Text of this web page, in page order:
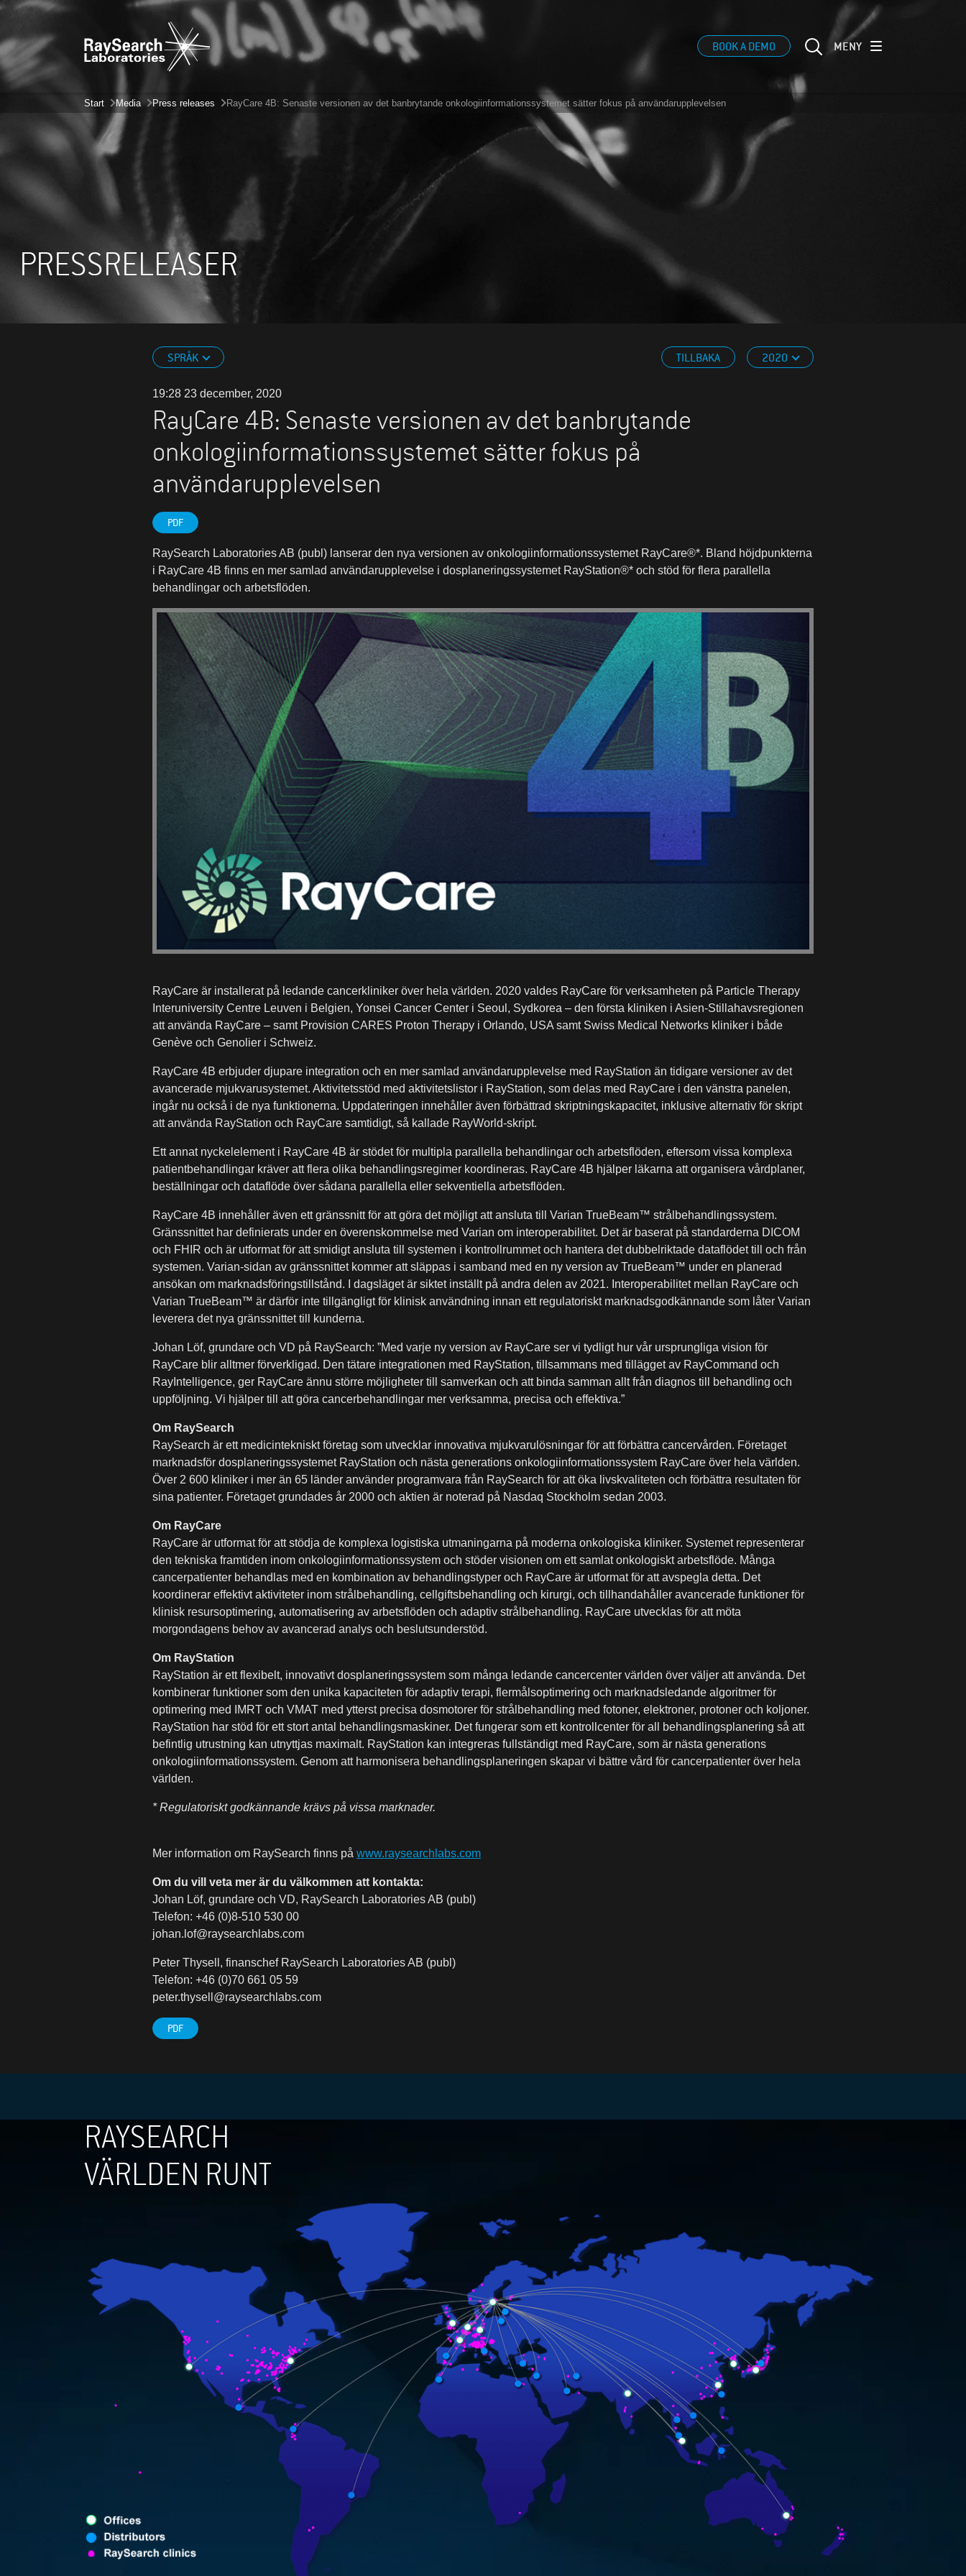
BOOK A DEMO MENY
Start Media Press releases RayCare 4B: Senaste versionen av det banbrytande onkologiinformationssystemet sätter fokus på användarupplevelsen
PRESSRELEASER
SPRÅK TILLBAKA 2020
19:28 23 december, 2020
RayCare 4B: Senaste versionen av det banbrytande
onkologiinformationssystemet sätter fokus på
användarupplevelsen
PDF
RaySearch Laboratories AB (publ) lanserar den nya versionen av onkologiinformationssystemet RayCare®*. Bland höjdpunkterna
i RayCare 4B finns en mer samlad användarupplevelse i dosplaneringssystemet RayStation®* och stöd för flera parallella
behandlingar och arbetsflöden.
RayCare är installerat på ledande cancerkliniker över hela världen. 2020 valdes RayCare för verksamheten på Particle Therapy
Interuniversity Centre Leuven i Belgien, Yonsei Cancer Center i Seoul, Sydkorea – den första kliniken i Asien-Stillahavsregionen
att använda RayCare – samt Provision CARES Proton Therapy i Orlando, USA samt Swiss Medical Networks kliniker i både
Genève och Genolier i Schweiz.
RayCare 4B erbjuder djupare integration och en mer samlad användarupplevelse med RayStation än tidigare versioner av det
avancerade mjukvarusystemet. Aktivitetsstöd med aktivitetslistor i RayStation, som delas med RayCare i den vänstra panelen,
ingår nu också i de nya funktionerna. Uppdateringen innehåller även förbättrad skriptningskapacitet, inklusive alternativ för skript
att använda RayStation och RayCare samtidigt, så kallade RayWorld-skript.
Ett annat nyckelelement i RayCare 4B är stödet för multipla parallella behandlingar och arbetsflöden, eftersom vissa komplexa
patientbehandlingar kräver att flera olika behandlingsregimer koordineras. RayCare 4B hjälper läkarna att organisera vårdplaner,
beställningar och dataflöde över sådana parallella eller sekventiella arbetsflöden.
RayCare 4B innehåller även ett gränssnitt för att göra det möjligt att ansluta till Varian TrueBeam™ strålbehandlingssystem.
Gränssnittet har definierats under en överenskommelse med Varian om interoperabilitet. Det är baserat på standarderna DICOM
och FHIR och är utformat för att smidigt ansluta till systemen i kontrollrummet och hantera det dubbelriktade dataflödet till och från
systemen. Varian-sidan av gränssnittet kommer att släppas i samband med en ny version av TrueBeam™ under en planerad
ansökan om marknadsföringstillstånd. I dagsläget är siktet inställt på andra delen av 2021. Interoperabilitet mellan RayCare och
Varian TrueBeam™ är därför inte tillgängligt för klinisk användning innan ett regulatoriskt marknadsgodkännande som låter Varian
leverera det nya gränssnittet till kunderna.
Johan Löf, grundare och VD på RaySearch: ”Med varje ny version av RayCare ser vi tydligt hur vår ursprungliga vision för
RayCare blir alltmer förverkligad. Den tätare integrationen med RayStation, tillsammans med tillägget av RayCommand och
RayIntelligence, ger RayCare ännu större möjligheter till samverkan och att binda samman allt från diagnos till behandling och
uppföljning. Vi hjälper till att göra cancerbehandlingar mer verksamma, precisa och effektiva.”
Om RaySearch
RaySearch är ett medicintekniskt företag som utvecklar innovativa mjukvarulösningar för att förbättra cancervården. Företaget
marknadsför dosplaneringssystemet RayStation och nästa generations onkologiinformationssystem RayCare över hela världen.
Över 2 600 kliniker i mer än 65 länder använder programvara från RaySearch för att öka livskvaliteten och förbättra resultaten för
sina patienter. Företaget grundades år 2000 och aktien är noterad på Nasdaq Stockholm sedan 2003.
Om RayCare
RayCare är utformat för att stödja de komplexa logistiska utmaningarna på moderna onkologiska kliniker. Systemet representerar
den tekniska framtiden inom onkologiinformationssystem och stöder visionen om ett samlat onkologiskt arbetsflöde. Många
cancerpatienter behandlas med en kombination av behandlingstyper och RayCare är utformat för att avspegla detta. Det
koordinerar effektivt aktiviteter inom strålbehandling, cellgiftsbehandling och kirurgi, och tillhandahåller avancerade funktioner för
klinisk resursoptimering, automatisering av arbetsflöden och adaptiv strålbehandling. RayCare utvecklas för att möta
morgondagens behov av avancerad analys och beslutsunderstöd.
Om RayStation
RayStation är ett flexibelt, innovativt dosplaneringssystem som många ledande cancercenter världen över väljer att använda. Det
kombinerar funktioner som den unika kapaciteten för adaptiv terapi, flermålsoptimering och marknadsledande algoritmer för
optimering med IMRT och VMAT med ytterst precisa dosmotorer för strålbehandling med fotoner, elektroner, protoner och koljoner.
RayStation har stöd för ett stort antal behandlingsmaskiner. Det fungerar som ett kontrollcenter för all behandlingsplanering så att
befintlig utrustning kan utnyttjas maximalt. RayStation kan integreras fullständigt med RayCare, som är nästa generations
onkologiinformationssystem. Genom att harmonisera behandlingsplaneringen skapar vi bättre vård för cancerpatienter över hela
världen.
* Regulatoriskt godkännande krävs på vissa marknader.
Mer information om RaySearch finns på www.raysearchlabs.com
Om du vill veta mer är du välkommen att kontakta:
Johan Löf, grundare och VD, RaySearch Laboratories AB (publ)
Telefon: +46 (0)8-510 530 00
johan.lof@raysearchlabs.com
Peter Thysell, finanschef RaySearch Laboratories AB (publ)
Telefon: +46 (0)70 661 05 59
peter.thysell@raysearchlabs.com
PDF
RAYSEARCH
VÄRLDEN RUNT